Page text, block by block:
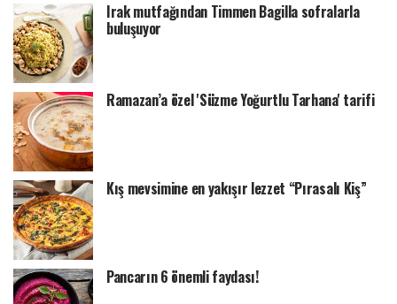
Irak mutfağından Timmen Bagilla sofralarla
buluşuyor
Ramazan’a özel 'Süzme Yoğurtlu Tarhana' tarifi
Kış mevsimine en yakışır lezzet “Pırasalı Kiş”
Pancarın 6 önemli faydası!